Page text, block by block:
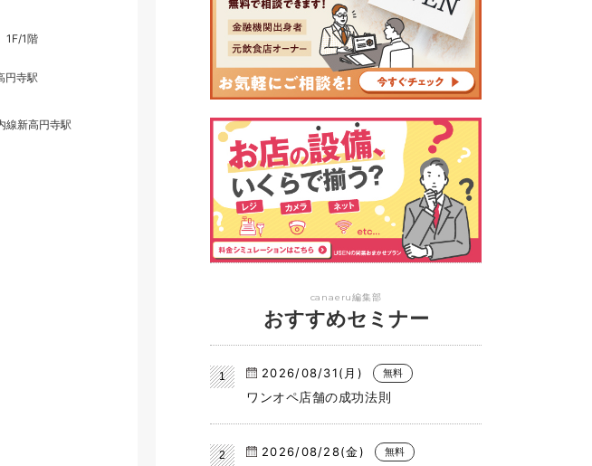
1F/1階
円寺駅
線新高円寺駅
canaeru編集部
おすすめセミナー
2026/08/31(月) 無料
ワンオペ店舗の成功法則
2026/08/28(金) 無料